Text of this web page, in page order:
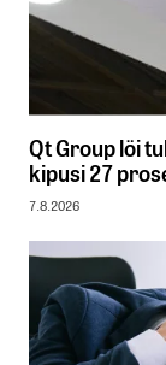
Qt Group löi
kipusi 27
7.8.2026